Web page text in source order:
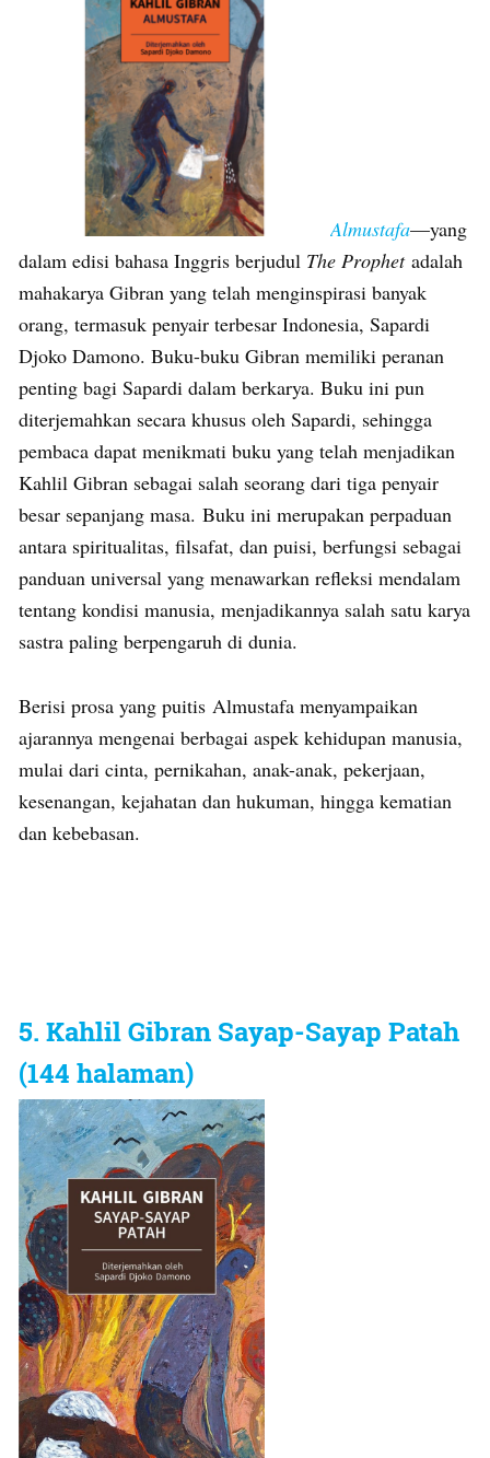
Almustafa—yang
dalam edisi bahasa Inggris berjudul The Prophet adalah
mahakarya Gibran yang telah menginspirasi banyak
orang, termasuk penyair terbesar Indonesia, Sapardi
Djoko Damono. Buku-buku Gibran memiliki peranan
penting bagi Sapardi dalam berkarya. Buku ini pun
diterjemahkan secara khusus oleh Sapardi, sehingga
pembaca dapat menikmati buku yang telah menjadikan
Kahlil Gibran sebagai salah seorang dari tiga penyair
besar sepanjang masa. Buku ini merupakan perpaduan
antara spiritualitas, filsafat, dan puisi, berfungsi sebagai
panduan universal yang menawarkan refleksi mendalam
tentang kondisi manusia, menjadikannya salah satu karya
sastra paling berpengaruh di dunia.
Berisi prosa yang puitis Almustafa menyampaikan
ajarannya mengenai berbagai aspek kehidupan manusia,
mulai dari cinta, pernikahan, anak-anak, pekerjaan,
kesenangan, kejahatan dan hukuman, hingga kematian
dan kebebasan.
5. Kahlil Gibran Sayap-Sayap Patah
(144 halaman)